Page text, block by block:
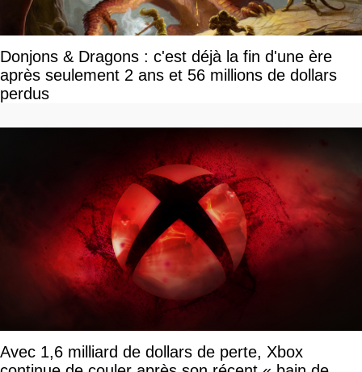
Donjons & Dragons : c'est déjà la fin d'une ère
après seulement 2 ans et 56 millions de dollars
perdus
Avec 1,6 milliard de dollars de perte, Xbox